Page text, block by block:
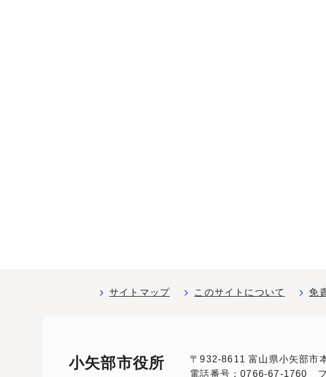
サイトマップ このサイトについて 免
小矢部市役所
〒932-8611 富山県小矢部市
電話番号：0766-67-1760